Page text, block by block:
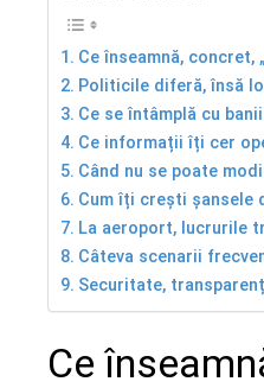
Ce înseamnă, concret,
Politicile diferă, însă
Ce se întâmplă cu
Ce informații îți cer
Când nu se poate
Cum îți crești șansele
La aeroport, lucrurile
Câteva scenarii
Securitate,
Ce